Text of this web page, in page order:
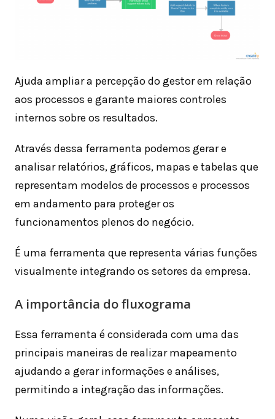
Ajuda ampliar a percepção do gestor em relação
aos processos e garante maiores controles
internos sobre os resultados.
Através dessa ferramenta podemos gerar e
analisar relatórios, gráficos, mapas e tabelas que
representam modelos de processos e processos
em andamento para proteger os
funcionamentos plenos do negócio.
É uma ferramenta que representa várias funções
visualmente integrando os setores da empresa.
A importância do fluxograma
Essa ferramenta é considerada com uma das
principais maneiras de realizar mapeamento
ajudando a gerar informações e análises,
permitindo a integração das informações.